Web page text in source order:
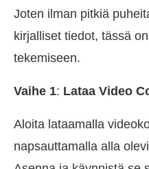
Joten ilman pitkiä
kirjalliset tiedot, tässä
tekemiseen.
Vaihe 1: Lataa Video
Aloita lataamalla
napsauttamalla alla